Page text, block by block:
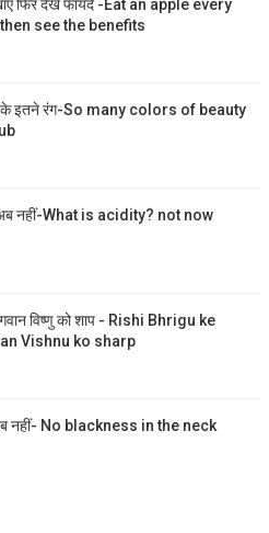
फिर देखें फायदे -Eat an apple every
see the benefits
के इतने रंग-So many colors of beauty
अब नहीं-What is acidity? not now
विष्णु को शाप - Rishi Bhrigu ke
Vishnu ko sharp
नहीं- No blackness in the neck